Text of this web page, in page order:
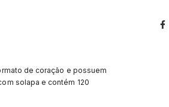
de coração e possuem
solapa e contém 120